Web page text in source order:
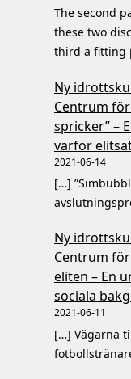
The second
these two
third a fitting
Ny
Centrum
spricker” –
varför
2021-06-14
[…]
Ny
Centrum
eliten – En
sociala
2021-06-11
[…] Vägarna